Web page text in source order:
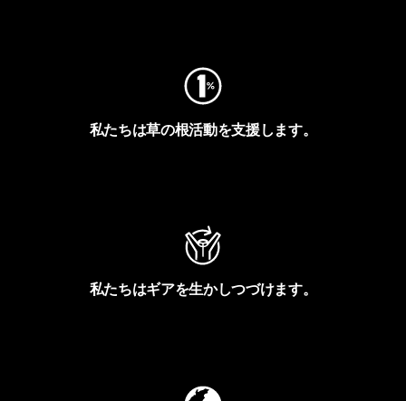
私たちは草の根活動を支援します。
私たちはギアを生かしつづけます。